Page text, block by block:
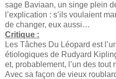
sage Baviaan, un singe plein
l’explication : s’ils voulaient
de changer, eux aussi…
Critique :
Les Tâches Du Léopard est
étiologiques de Rudyard
et, probablement, l’un des
Avec sa façon de vieux